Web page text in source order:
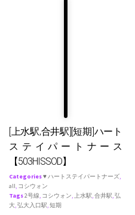
[上水駅,合井駅][短期]ハート
ステイパートナース
【503HISSOD】
Categories♥ ハートステイパートナーズ,
all, コシウォン
Tags2号線, コシウォン, 上水駅,合井駅,弘
大,弘大入口駅,短期